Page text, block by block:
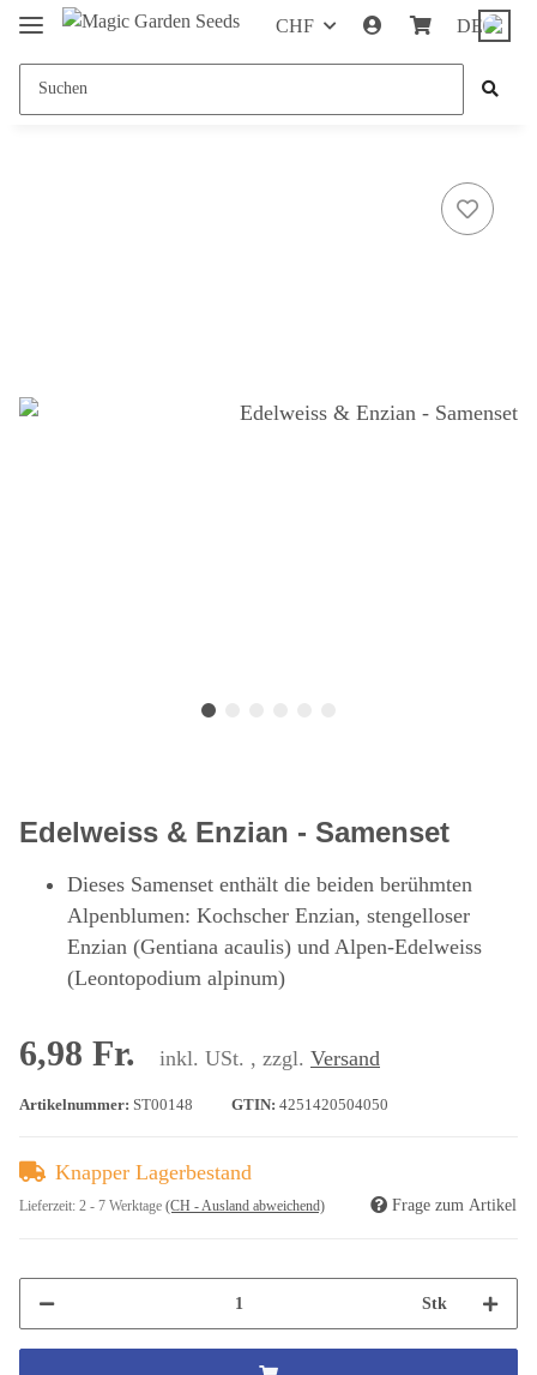
CHF DE
Edelweiss & Enzian - Samenset
Dieses Samenset enthält die beiden berühmten
Alpenblumen: Kochscher Enzian, stengelloser
Enzian (Gentiana acaulis) und Alpen-Edelweiss
(Leontopodium alpinum)
6,98 Fr. inkl. USt. , zzgl. Versand
Artikelnummer: ST00148 GTIN: 4251420504050
Knapper Lagerbestand
Lieferzeit: 2 - 7 Werktage (CH - Ausland abweichend) Frage zum Artikel
Stk